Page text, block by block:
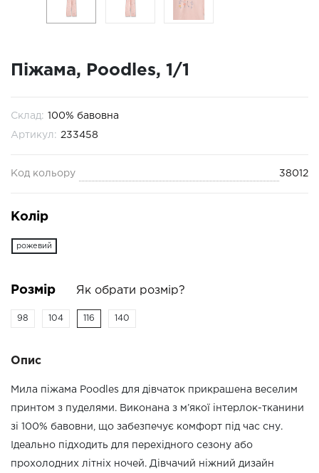
Піжама, Poodles, 1/1
Склад: 100% бавовна
Артикул: 233458
Код кольору 38012
Колір
рожевий
Розмір Як обрати розмір?
98 104 116 140
Опис
Мила піжама Poodles для дівчаток прикрашена веселим
принтом з пуделями. Виконана з м’якої інтерлок-тканини
зі 100% бавовни, що забезпечує комфорт під час сну.
Ідеально підходить для перехідного сезону або
прохолодних літніх ночей. Дівчачий ніжний дизайн